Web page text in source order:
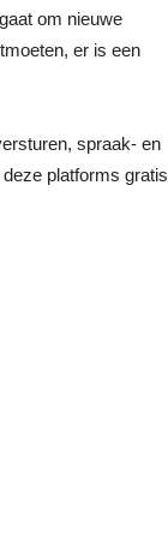
om nieuwe
er is een
spraak- en
platforms gratis